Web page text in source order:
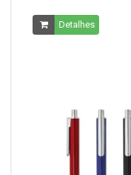
Detalhes